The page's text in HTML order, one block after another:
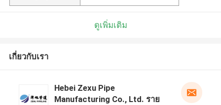
ดูเพิ่มเติม
เกี่ยวกับเรา
Hebei Zexu Pipe
Manufacturing Co., Ltd. ราย